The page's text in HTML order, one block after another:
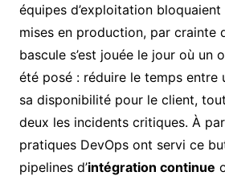
équipes d’exploitation
mises en production, par crainte
bascule s’est jouée le jour où un
été posé : réduire le temps entre
sa disponibilité pour le client,
deux les incidents critiques. À
pratiques DevOps ont servi ce
pipelines d’intégration continue